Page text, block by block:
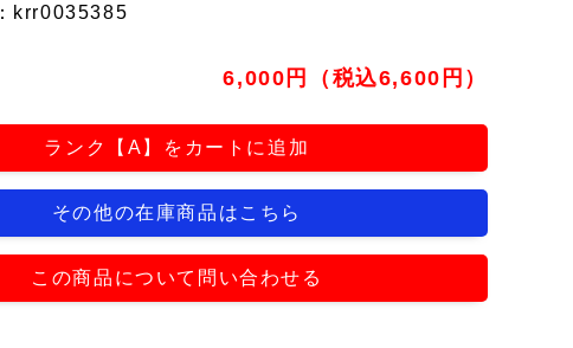
：krr0035385
6,000円（税込6,600円）
ランク【A】をカートに追加
その他の在庫商品はこちら
この商品について問い合わせる